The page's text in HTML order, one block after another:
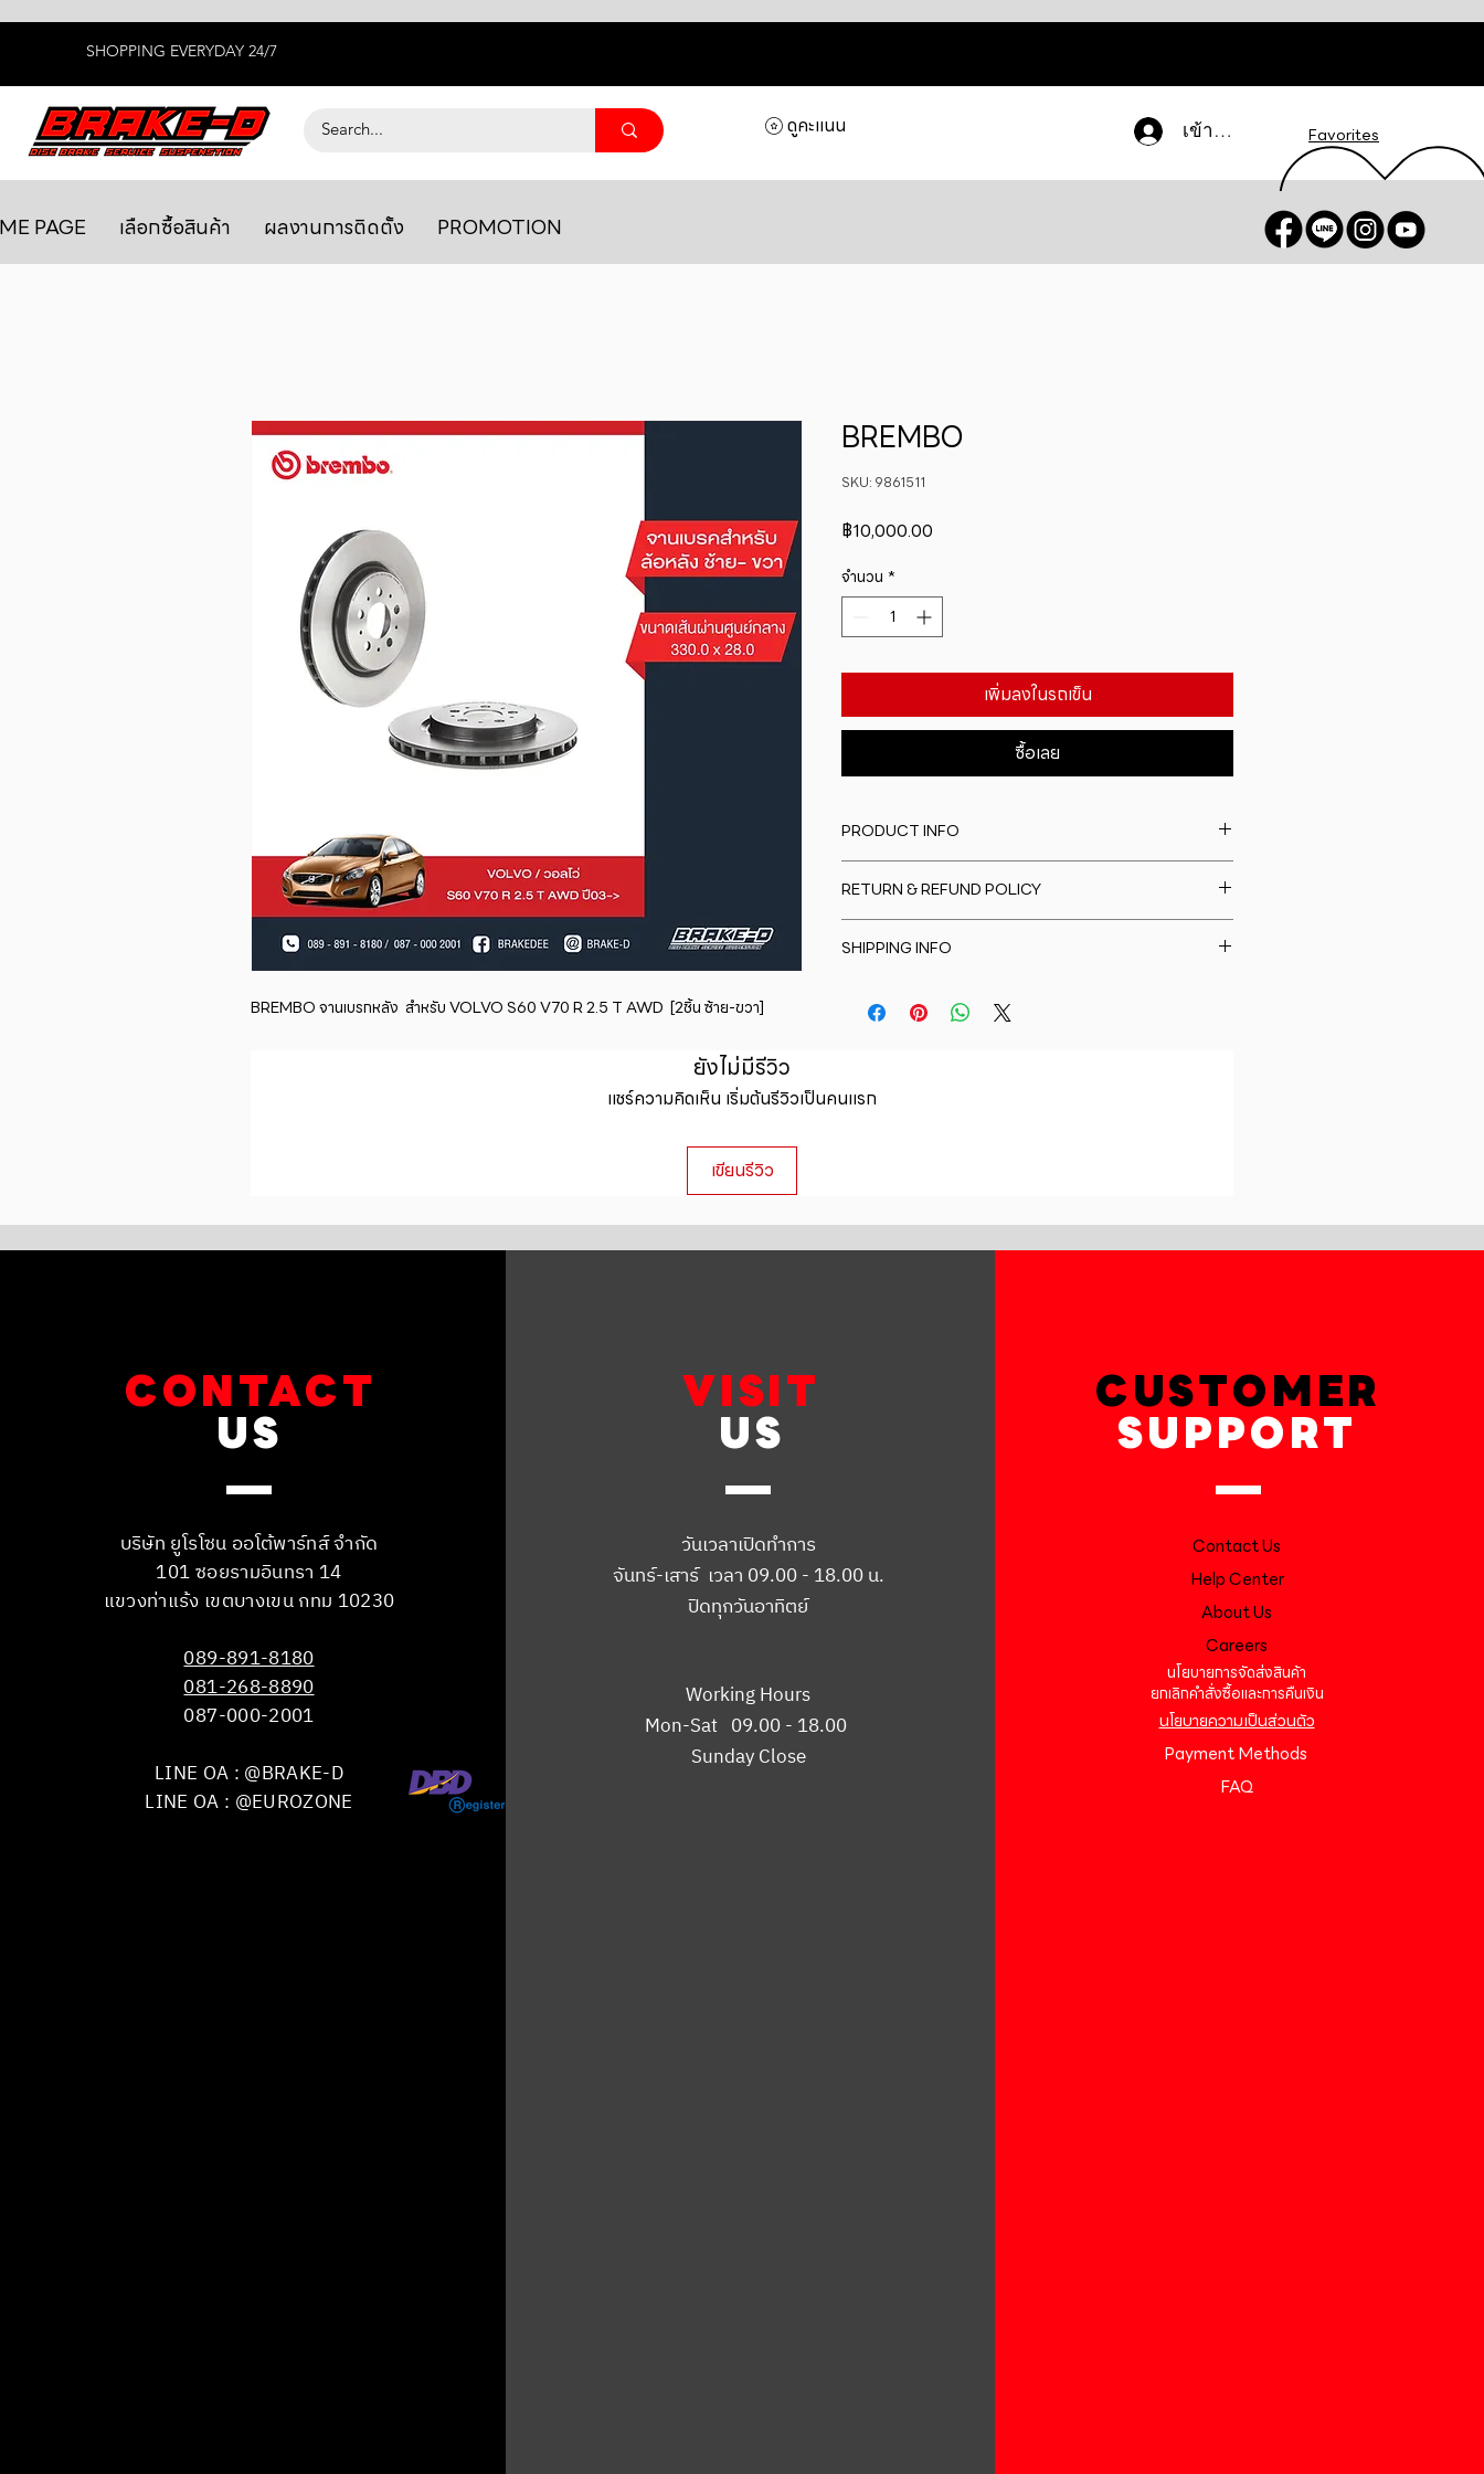
SHOPPING EVERYDAY 24/7
เข้าสู่ระบบ Favorites
ดูคะแนน
PAGE เลือกซื้อสินค้า ผลงานการติดตั้ง PROMOTION
BREMBO จานเบรกหลัง  สำหรับ VOLVO S60 V70 R 2.5 T AWD  [2ชิ้น ซ้าย-ขวา]
BREMBO
SKU: 9861511
฿10,000.00
จำนวน *
เพิ่มลงในรถเข็น
ซื้อเลย
PRODUCT INFO
information about your product such as sizing,
material, care and cleaning instructions. This is also a
great space to write what makes this product
RETURN & REFUND POLICY
to let your customers know what to do in case they
straightforward refund or exchange policy is a great
way to build trust and reassure your customers that
SHIPPING INFO
information about your shipping methods,
can buy from you with confidence.
ยังไม่มีรีวิว
แชร์ความคิดเห็น เริ่มต้นรีวิวเป็นคนแรก
เขียนรีวิว
CONTACT
US
บริษัท ยูโรโซน ออโต้พาร์ทส์ จำกัด
101 ซอยรามอินทรา 14
แขวงท่าแร้ง เขตบางเขน กทม 10230
089-891-8180
081-268-8890
087-000-2001
LINE OA : @BRAKE-D
LINE OA : @EUROZONE
VISIT
US
วันเวลาเปิดทำการ
จันทร์-เสาร์ เวลา 09.00 - 18.00 น.
ปิดทุกวันอาทิตย์
Working Hours
Mon-Sat 09.00 - 18.00
Sunday Close
CUSTOMER
SUPPORT
Contact Us
Help Center
About Us
Careers
นโยบายการจัดส่งสินค้า
ยกเลิกคำสั่งซื้อและการคืนเงิน
นโยบายความเป็นส่วนตัว
Payment Methods
FAQ